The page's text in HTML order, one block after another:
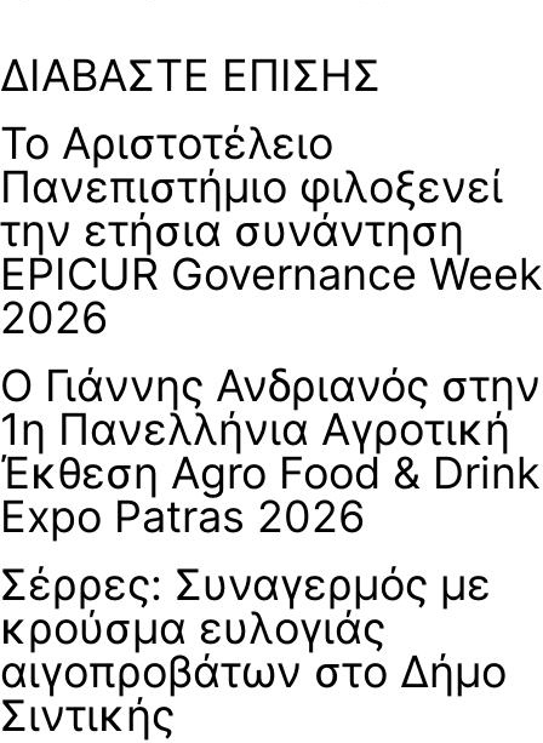
ΔΙΑΒΑΣΤΕ ΕΠΙΣΗΣ
Το Αριστοτέλειο
Πανεπιστήμιο φιλοξενεί
την ετήσια συνάντηση
EPICUR Governance Week
2026
Ο Γιάννης Ανδριανός στην
1η Πανελλήνια Αγροτική
Έκθεση Agro Food & Drink
Expo Patras 2026
Σέρρες: Συναγερμός με
κρούσμα ευλογιάς
αιγοπροβάτων στο Δήμο
Σιντικής